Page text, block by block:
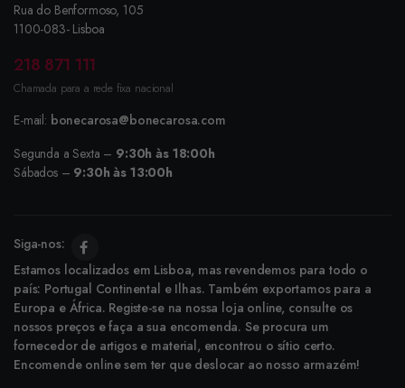
Rua do Benformoso, 105
1100-083- Lisboa
218 871 111
Chamada para a rede fixa nacional
E-mail: bonecarosa@bonecarosa.com
Segunda a Sexta – 9:30h às 18:00h
Sábados – 9:30h às 13:00h
Siga-nos:
Estamos localizados em Lisboa, mas revendemos para todo o
país: Portugal Continental e Ilhas. Também exportamos para a
Europa e África. Registe-se na nossa loja online, consulte os
nossos preços e faça a sua encomenda. Se procura um
fornecedor de artigos e material, encontrou o sítio certo.
Encomende online sem ter que deslocar ao nosso armazém!